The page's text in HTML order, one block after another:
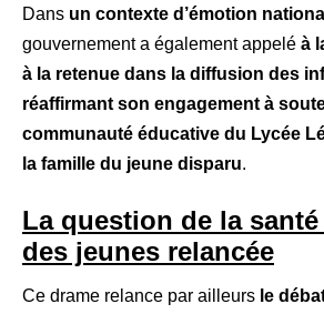
Dans un contexte d’émotion
gouvernement a également appelé à
à la retenue dans la diffusion des
réaffirmant son engagement à
communauté éducative du Lycée
la famille du jeune disparu.
La question de la
des jeunes relancée
Ce drame relance par ailleurs le